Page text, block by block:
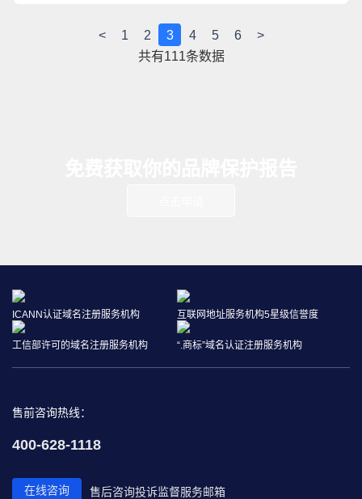
< 1 2 3 4 5 6
>
共有111条数据
ICANN认证域名注册服务机构 互联网地址服务机构5星级信誉度
工信部许可的域名注册服务机构 “.商标”域名认证注册服务机构
售前咨询热线：
400-628-1118
在线咨询 售后咨询投诉监督服务邮箱